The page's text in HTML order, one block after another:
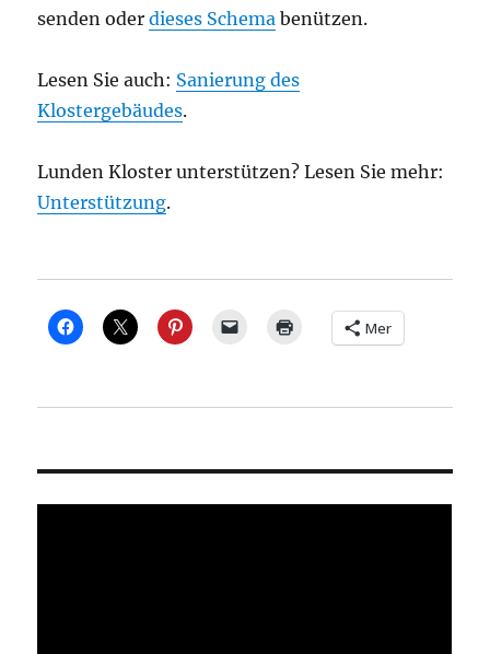
senden oderdieses Schema benützen.
Lesen Sie auch: Sanierung des
Klostergebäudes.
Lunden Kloster unterstützen? Lesen Sie mehr:
Unterstützung.
Mer